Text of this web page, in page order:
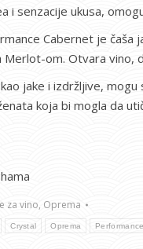
i senzacije ukusa,
Cabernet je čaša
Merlot-om. Otvara vino,
jake i izdržljive,
koja bi mogla da
za vino, Oprema
Crystal Oprema Performance